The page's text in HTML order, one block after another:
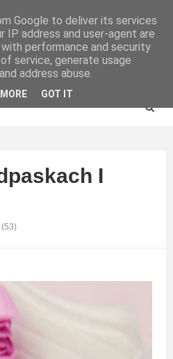
I
Google to deliver its services
IP address and user-agent are
performance and security
service, generate usage
address abuse.
GOT IT